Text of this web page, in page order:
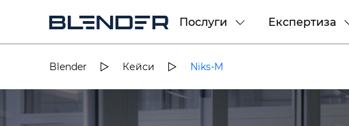
Послуги Експертиза
Blender Кейси Niks-M